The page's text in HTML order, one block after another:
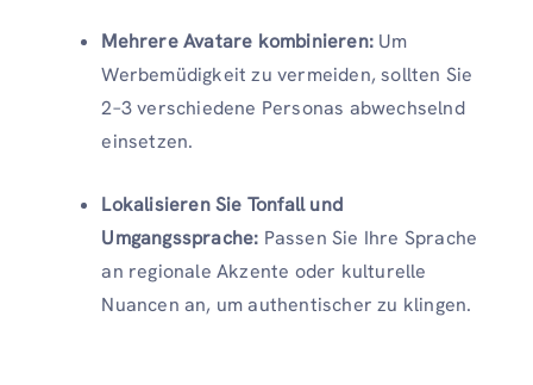
Mehrere Avatare kombinieren: Um
Werbemüdigkeit zu vermeiden, sollten Sie
2–3 verschiedene Personas abwechselnd
einsetzen.
Lokalisieren Sie Tonfall und
Umgangssprache: Passen Sie Ihre Sprache
an regionale Akzente oder kulturelle
Nuancen an, um authentischer zu klingen.